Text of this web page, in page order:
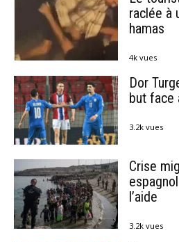
raclée à
hamas
4k vues
Dor
but face
3.2k vues
Crise
l’aide
3.2k vues